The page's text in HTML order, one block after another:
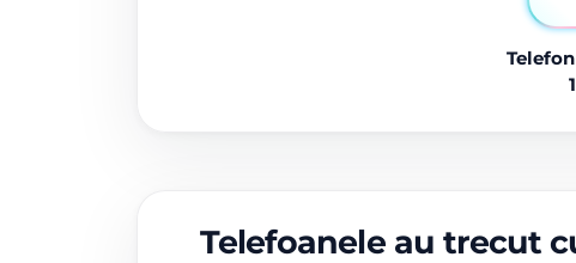
Telefoanele au trecut